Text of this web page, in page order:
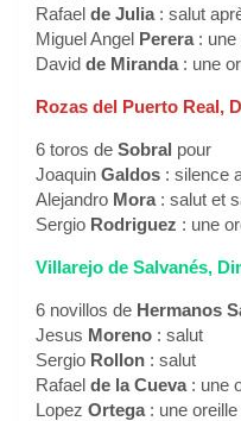
Rafael de Julia: salut
Miguel Angel Perera: une
David de Miranda: une
Rozas del Puerto Real,
6 toros de Sobral pour
Joaquin Galdos : silence
Alejandro Mora: salut et
Sergio Rodriguez : une
Villarejo de Salvanés,
6 novillos de Hermanos
Jesus Moreno : salut
Sergio Rollon : salut
Rafael de la Cueva: une
Lopez Ortega: une